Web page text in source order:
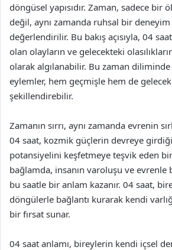
döngüsel yapısıdır. Zaman, sadece bir
değil, aynı zamanda ruhsal bir
değerlendirilir. Bu bakış açısıyla, 04
olan olayların ve gelecekteki
olarak algılanabilir. Bu zaman diliminde
eylemler, hem geçmişle hem de
şekillendirebilir.
Zamanın sırrı, aynı zamanda evrenin
04 saat, kozmik güçlerin devreye
potansiyelini keşfetmeye teşvik eden
bağlamda, insanın varoluşu ve evrenle
bu saatle bir anlam kazanır. 04 saat,
döngülerle bağlantı kurarak kendi
bir fırsat sunar.
04 saat anlamı, bireylerin kendi içsel